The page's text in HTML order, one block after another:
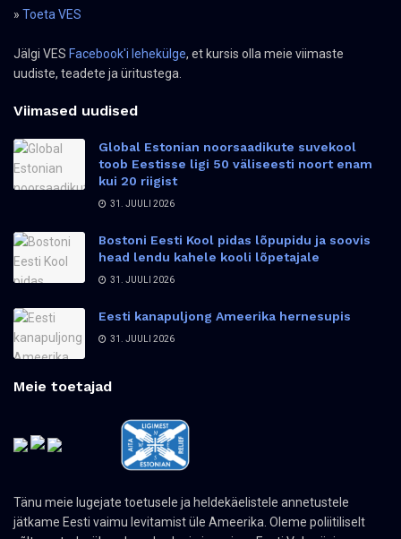
» Toeta VES
Jälgi VES Facebook'i lehekülge, et kursis olla meie viimaste
uudiste, teadete ja üritustega.
Viimased uudised
Global Estonian noorsaadikute suvekool
toob Eestisse ligi 50 väliseesti noort enam
kui 20 riigist
31. JUULI 2026
Bostoni Eesti Kool pidas lõpupidu ja soovis
head lendu kahele kooli lõpetajale
31. JUULI 2026
Eesti kanapuljong Ameerika hernesupis
31. JUULI 2026
Meie toetajad
Tänu meie lugejate toetusele ja heldekäelistele annetustele
jätkame Eesti vaimu levitamist üle Ameerika. Oleme poliitiliselt